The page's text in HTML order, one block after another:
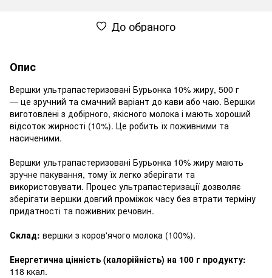
До обраного
Опис
Вершки ультрапастеризовані Бурьонка 10% жиру, 500 г
— це зручний та смачний варіант до кави або чаю. Вершки
виготовлені з добірного, якісного молока і мають хороший
відсоток жирності (10%). Це робить їх поживними та
насиченими.
Вершки ультрапастеризовані Бурьонка 10% жиру мають
зручне пакування, тому їх легко зберігати та
використовувати. Процес ультрапастеризації дозволяє
зберігати вершки довгий проміжок часу без втрати терміну
придатності та поживних речовин.
Склад: вершки з коров'ячого молока (100%).
Енергетична цінність (калорійність) на 100 г продукту:
118 ккал.